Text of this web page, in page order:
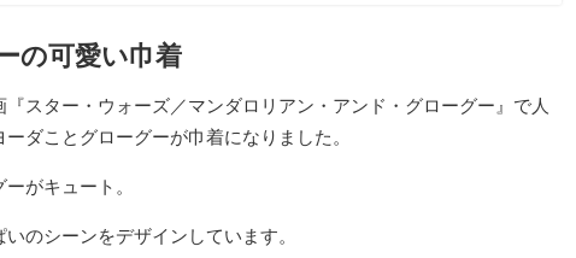
の可愛い巾着
スター・ウォーズ／マンダロリアン・アンド・グローグー』で人
ダことグローグーが巾着になりました。
がキュート。
のシーンをデザインしています。